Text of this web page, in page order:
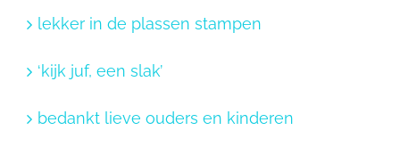
lekker in de plassen stampen
‘kijk juf, een slak’
bedankt lieve ouders en kinderen